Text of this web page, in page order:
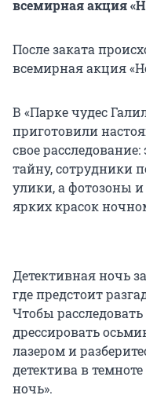
всемирная акция
После заката
всемирная акция
В «Парке чудес
приготовили
свое
тайну, сотрудники
улики, а фотозоны
ярких красок
Детективная ночь
где предстоит
Чтобы расследовать
дрессировать
лазером и
детектива в
ночь».